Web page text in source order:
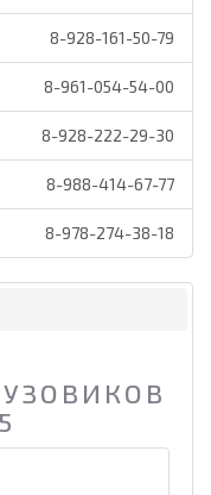
8-928-161-50-79
8-961-054-54-00
8-928-222-29-30
8-988-414-67-77
8-978-274-38-18